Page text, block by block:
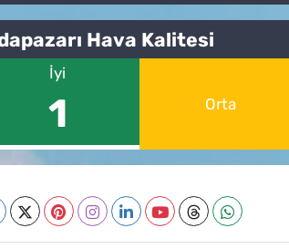
Hava Kalitesi
İyi
1 Orta